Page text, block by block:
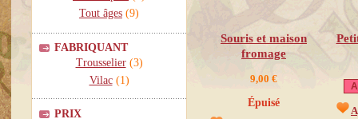
Tout âges (9)
FABRIQUANT
Trousselier(3)
Vilac(1)
PRIX
Souris et maison
fromage
9,00 €
Épuisé